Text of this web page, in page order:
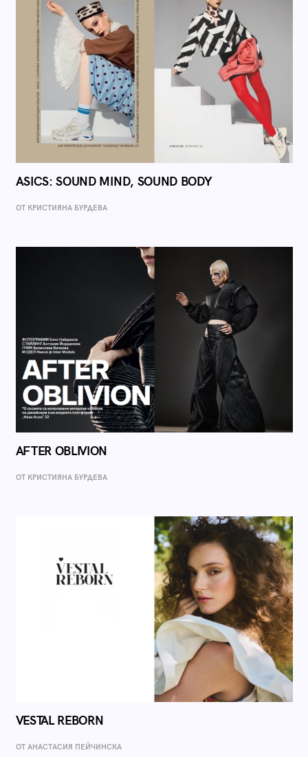
ASICS: SOUND MIND, SOUND BODY
ОТ КРИСТИЯНА БУРДЕВА
AFTER OBLIVION
ОТ КРИСТИЯНА БУРДЕВА
VESTAL REBORN
ОТ AНАСТАСИЯ ПЕЙЧИНСКА